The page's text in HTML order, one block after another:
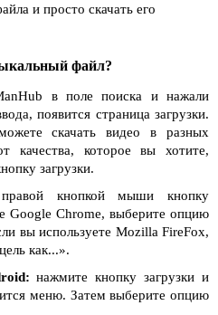
и просто скачать его
файл?
в поле поиска и нажали
появится страница загрузки.
скачать видео в разных
качества, которое вы хотите,
загрузки.
кнопкой мыши кнопку
Google Chrome, выберите опцию
вы используете Mozilla FireFox,
как...».
нажмите кнопку загрузки и
меню. Затем выберите опцию